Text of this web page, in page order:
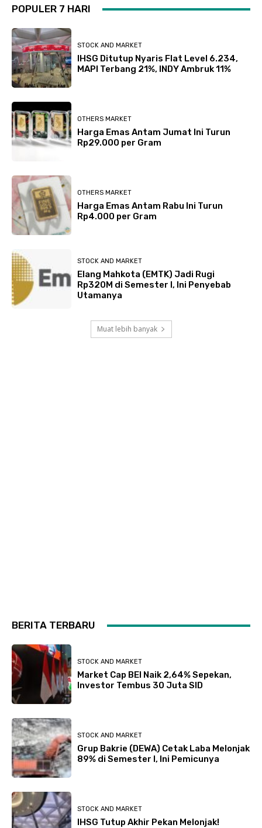
POPULER 7 HARI
STOCK AND MARKET
IHSG Ditutup Nyaris Flat Level 6.234,
MAPI Terbang 21%, INDY Ambruk 11%
OTHERS MARKET
Harga Emas Antam Jumat Ini Turun
Rp29.000 per Gram
OTHERS MARKET
Harga Emas Antam Rabu Ini Turun
Rp4.000 per Gram
STOCK AND MARKET
Elang Mahkota (EMTK) Jadi Rugi
Rp320M di Semester I, Ini Penyebab
Utamanya
Muat lebih banyak
BERITA TERBARU
STOCK AND MARKET
Market Cap BEI Naik 2,64% Sepekan,
Investor Tembus 30 Juta SID
STOCK AND MARKET
Grup Bakrie (DEWA) Cetak Laba Melonjak
89% di Semester I, Ini Pemicunya
STOCK AND MARKET
IHSG Tutup Akhir Pekan Melonjak!